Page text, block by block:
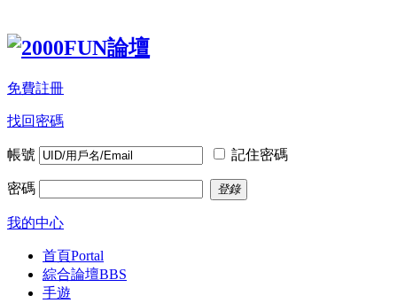
免費註冊
找回密碼
帳號 記住密碼
密碼 登錄
我的中心
首頁Portal
綜合論壇BBS
手遊